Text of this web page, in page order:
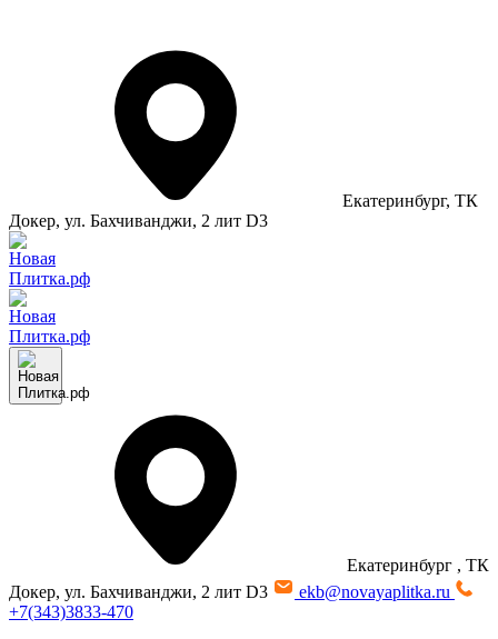
Екатеринбург, ТК
Докер, ул. Бахчиванджи, 2 лит D3
Екатеринбург , ТК
Докер, ул. Бахчиванджи, 2 лит D3
ekb@novayaplitka.ru
+7(343)3833-470